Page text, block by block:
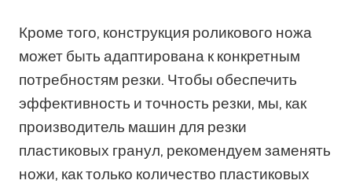
Кроме того, конструкция роликового ножа
может быть адаптирована к конкретным
потребностям резки. Чтобы обеспечить
эффективность и точность резки, мы, как
производитель машин для резки
пластиковых гранул, рекомендуем заменять
ножи, как только количество пластиковых